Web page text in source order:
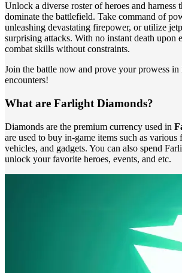
Unlock a diverse roster of heroes and harness
dominate the battlefield. Take command of
unleashing devastating firepower, or utilize
surprising attacks. With no instant death upon
combat skills without constraints.
Join the battle now and prove your prowess in
encounters!
What are Farlight Diamonds?
Diamonds are the premium currency used in
are used to buy in-game items such as various
vehicles, and gadgets. You can also spend
unlock your favorite heroes, events, and etc.